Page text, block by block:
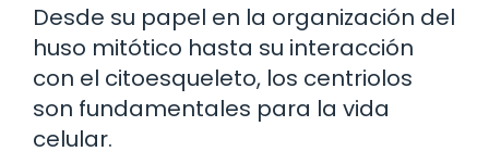
Desde su papel en la organización del
huso mitótico hasta su interacción
con el citoesqueleto, los centriolos
son fundamentales para la vida
celular.